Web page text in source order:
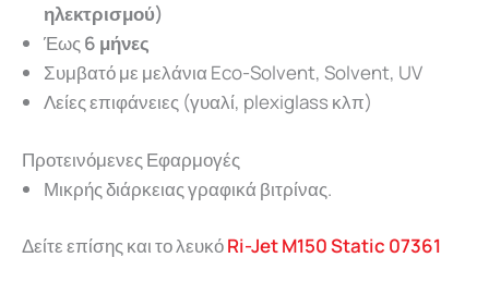
ηλεκτρισμού)
Έως 6 μήνες
Συμβατό με μελάνια Eco-Solvent, Solvent, UV
Λείες επιφάνειες (γυαλί, plexiglass κλπ)
Προτεινόμενες Εφαρμογές
Μικρής διάρκειας γραφικά βιτρίνας.
Δείτε επίσης και το λευκόRi-Jet M150 Static 07361